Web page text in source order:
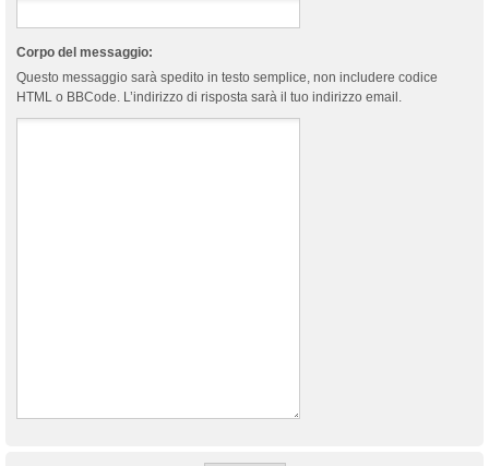
Corpo del messaggio:
Questo messaggio sarà spedito in testo semplice, non includere codice
HTML o BBCode. L’indirizzo di risposta sarà il tuo indirizzo email.